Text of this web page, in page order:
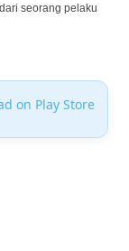
seorang pelaku